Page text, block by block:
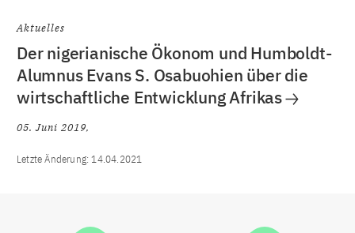
Aktuelles
Der nigerianische Ökonom und Humboldt-
Alumnus Evans S. Osabuohien über die
wirtschaftliche Entwicklung Afrikas
05. Juni 2019
Letzte Änderung:14.04.2021